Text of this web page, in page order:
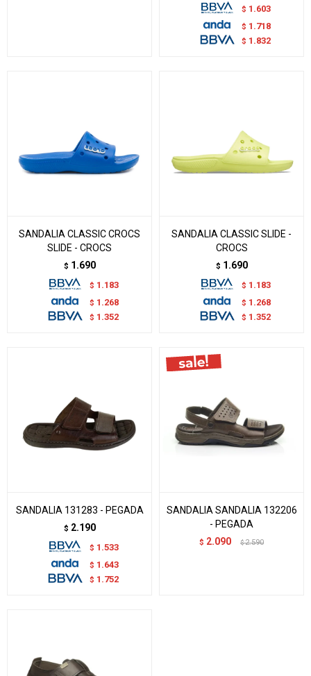
$ 1.603
$ 1.718
$ 1.832
SANDALIA CLASSIC CROCS
SLIDE - CROCS
$ 1.690
$ 1.183
$ 1.268
$ 1.352
SANDALIA CLASSIC SLIDE -
CROCS
$ 1.690
$ 1.183
$ 1.268
$ 1.352
SANDALIA 131283 - PEGADA
$ 2.190
$ 1.533
$ 1.643
$ 1.752
SANDALIA SANDALIA 132206
- PEGADA
$ 2.090 $ 2.590